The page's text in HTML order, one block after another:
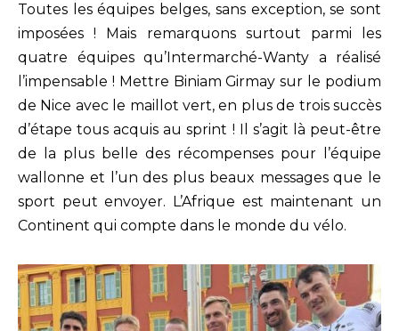
Toutes les équipes belges, sans exception, se sont
imposées ! Mais remarquons surtout parmi les
quatre équipes qu’Intermarché-Wanty a réalisé
l’impensable ! Mettre Biniam Girmay sur le podium
de Nice avec le maillot vert, en plus de trois succès
d’étape tous acquis au sprint ! Il s’agit là peut-être
de la plus belle des récompenses pour l’équipe
wallonne et l’un des plus beaux messages que le
sport peut envoyer. L’Afrique est maintenant un
Continent qui compte dans le monde du vélo.